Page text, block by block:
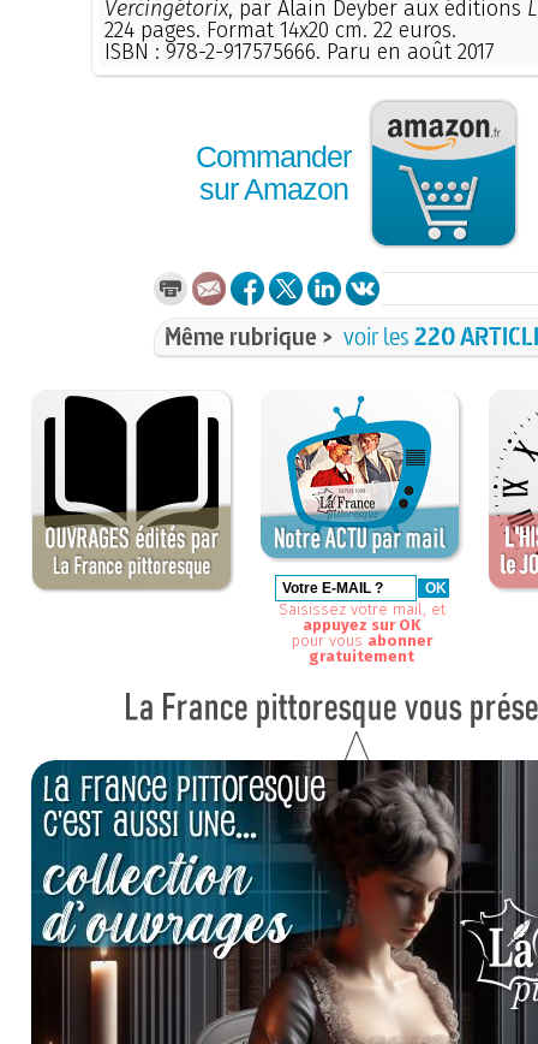
Vercingétorix, par Alain Deyber aux éditions
224 pages. Format 14x20 cm. 22 euros.
ISBN : 978-2-917575666. Paru en août 2017
Commander
sur Amazon
Même rubrique > voir les220
Saisissez votre mail, et
appuyez sur OK
pour vous abonner
gratuitement